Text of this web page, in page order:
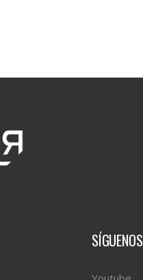
SÍGUENOS